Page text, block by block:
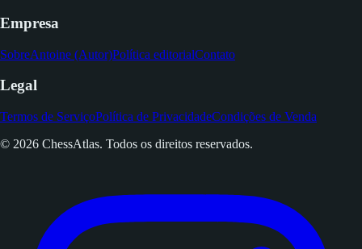
Empresa
SobreAntoine (Autor)Política editorialContato
Legal
Termos de ServiçoPolítica de PrivacidadeCondições de Venda
© 2026 ChessAtlas. Todos os direitos reservados.